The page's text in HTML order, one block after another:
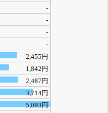
-
-
-
-
2,455円
1,842円
2,487円
3,714円
5,093円